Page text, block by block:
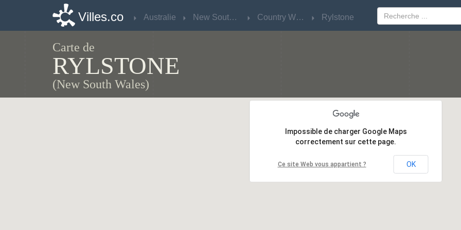
Villes.co Australie New South Wales Country West Rylstone
Carte de
RYLSTONE
(New South Wales)
Impossible de charger Google Maps
correctement sur cette page.
Ce site Web vous appartient ? OK
Impossible de charger Google Maps
correctement sur cette page.
Ce site Web vous appartient ? OK
Villes.co Australie New South Wales Country West Rylstone